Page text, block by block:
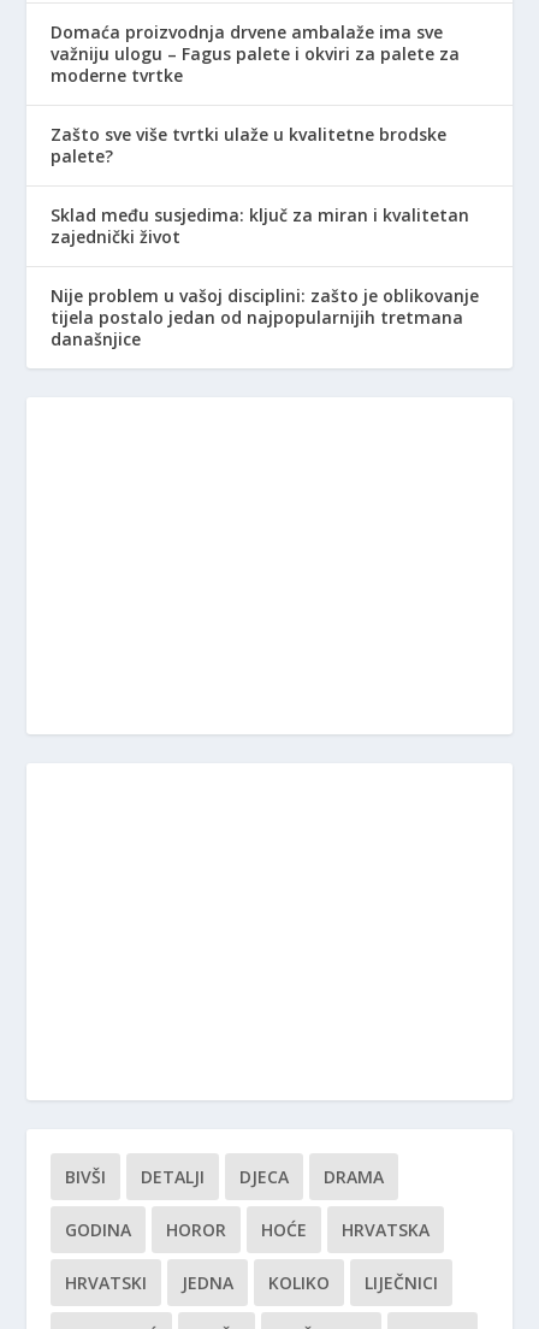
Domaća proizvodnja drvene ambalaže ima sve
važniju ulogu – Fagus palete i okviri za palete za
moderne tvrtke
Zašto sve više tvrtki ulaže u kvalitetne brodske
palete?
Sklad među susjedima: ključ za miran i kvalitetan
zajednički život
Nije problem u vašoj disciplini: zašto je oblikovanje
tijela postalo jedan od najpopularnijih tretmana
današnjice
BIVŠI DETALJI DJECA DRAMA
GODINA HOROR HOĆE HRVATSKA
HRVATSKI JEDNA KOLIKO LIJEČNICI